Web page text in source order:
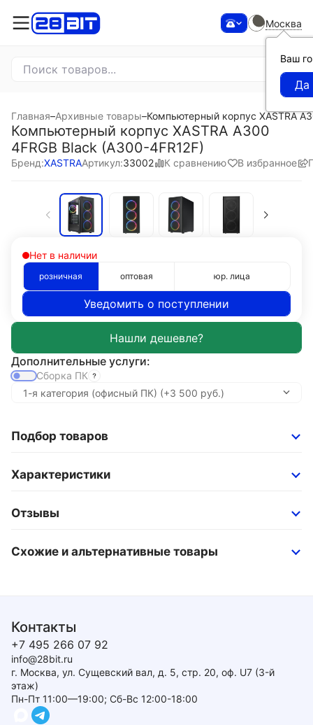
Москва
Ваш
Главная–Архивные товары–Компьютерный корпус XASTRA
Компьютерный корпус XASTRA A300
4FRGB Black (A300-4FR12F)
Бренд:XASTRAАртикул:33002 К сравнению В избранное
Нет в наличии
розничная оптовая юр. лица
Уведомить о поступлении
Дополнительные услуги:
Сборка ПК
Подбор товаров
Характеристики
Отзывы
Схожие и альтернативные товары
Контакты
+7 495 266 07 92
info@28bit.ru
г. Москва, ул. Сущевский вал, д. 5, стр. 20, оф. U7 (3-й
этаж)
Пн-Пт 11:00—19:00; Сб-Вс 12:00-18:00